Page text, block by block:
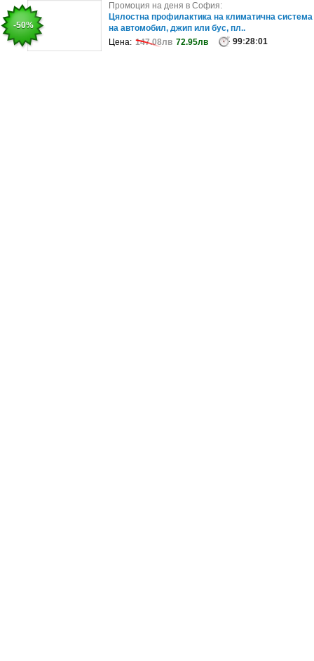
-20%
Промоция на деня в София:
Цял ден ползване на термална зона
Цена: 25лв 19.89лв 99: 27:57
-50%
Промоция на деня в София:
Цялостна профилактика на климатична система
на автомобил, джип или бус, пл..
Цена: 147.08лв 72.95лв 99:28:01